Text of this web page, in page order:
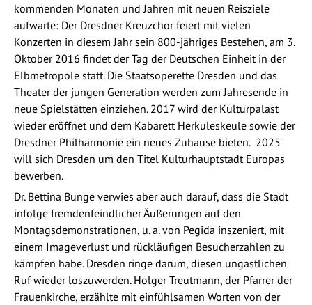
kommenden Monaten und Jahren mit neuen Reisziele
aufwarte: Der Dresdner Kreuzchor feiert mit vielen
Konzerten in diesem Jahr sein 800-jähriges Bestehen, am 3.
Oktober 2016 findet der Tag der Deutschen Einheit in der
Elbmetropole statt. Die Staatsoperette Dresden und das
Theater der jungen Generation werden zum Jahresende in
neue Spielstätten einziehen. 2017 wird der Kulturpalast
wieder eröffnet und dem Kabarett Herkuleskeule sowie der
Dresdner Philharmonie ein neues Zuhause bieten. 2025
will sich Dresden um den Titel Kulturhauptstadt Europas
bewerben.
Dr. Bettina Bunge verwies aber auch darauf, dass die Stadt
infolge fremdenfeindlicher Äußerungen auf den
Montagsdemonstrationen, u. a. von Pegida inszeniert, mit
einem Imageverlust und rückläufigen Besucherzahlen zu
kämpfen habe. Dresden ringe darum, diesen ungastlichen
Ruf wieder loszuwerden. Holger Treutmann, der Pfarrer der
Frauenkirche, erzählte mit einfühlsamen Worten von der